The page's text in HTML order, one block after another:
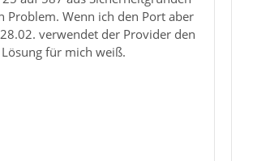
Problem. Wenn ich den Port aber
verwendet der Provider den
für mich weiß.